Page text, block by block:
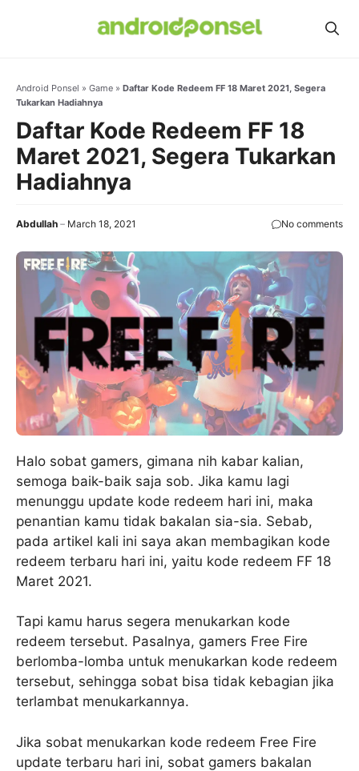
Android Ponsel » Game » Daftar Kode Redeem FF 18 Maret 2021, Segera
Tukarkan Hadiahnya
Daftar Kode Redeem FF 18
Maret 2021, Segera Tukarkan
Hadiahnya
Abdullah March 18, 2021 No comments
Halo sobat gamers, gimana nih kabar kalian,
semoga baik-baik saja sob. Jika kamu lagi
menunggu update kode redeem hari ini, maka
penantian kamu tidak bakalan sia-sia. Sebab,
pada artikel kali ini saya akan membagikan kode
redeem terbaru hari ini, yaitu kode redeem FF 18
Maret 2021.
Tapi kamu harus segera menukarkan kode
redeem tersebut. Pasalnya, gamers Free Fire
berlomba-lomba untuk menukarkan kode redeem
tersebut, sehingga sobat bisa tidak kebagian jika
terlambat menukarkannya.
Jika sobat menukarkan kode redeem Free Fire
update terbaru hari ini, sobat gamers bakalan